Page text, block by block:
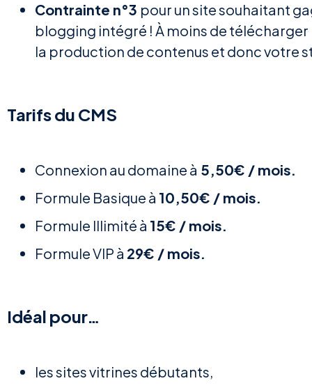
Contrainte n°3 pour un site souhaitant
blogging intégré ! À moins de
la production de contenus et donc votre
Tarifs du CMS
Connexion au domaine à 5,50€ / mois.
Formule Basique à 10,50€ / mois.
Formule Illimité à 15€ / mois.
Formule VIP à 29€ / mois.
Idéal pour…
les sites vitrines débutants,